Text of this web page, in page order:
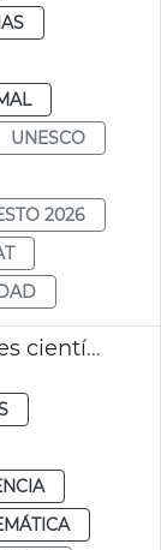
UNESCO
2026
València dedicará a las mujeres científicas el 8M de 2025